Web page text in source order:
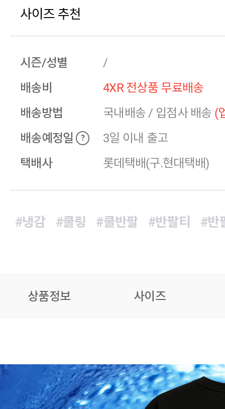
사이즈 추천
시즌/성별
/
배송비
4XR 전상품 무료배송
배송방법
국내배송 / 입점사 배송 (
배송예정일
?
3일 이내 출고
택배사
롯데택배(구.현대택배)
#냉감 #쿨링 #쿨반팔 #반팔티 #반
상품정보 사이즈